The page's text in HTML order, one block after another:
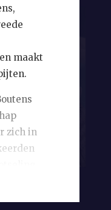
maakt
zich in
weer